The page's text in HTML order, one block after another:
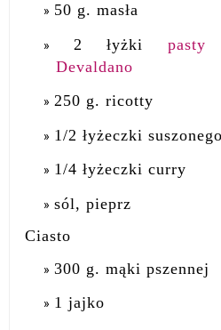
50 g. masła
2 łyżkipasty
Devaldano
250 g. ricotty
1/2 łyżeczki
1/4 łyżeczki curry
sól, pieprz
Ciasto
300 g. mąki pszennej
1 jajko